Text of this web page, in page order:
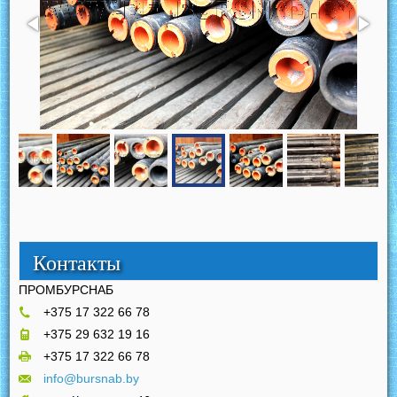
Контакты
ПРОМБУРСНАБ
+375 17 322 66 78
+375 29 632 19 16
+375 17 322 66 78
info@bursnab.by